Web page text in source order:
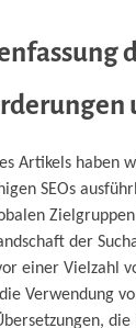
Artikels haben
SEOs
der
einer Vielzahl
Verwendung